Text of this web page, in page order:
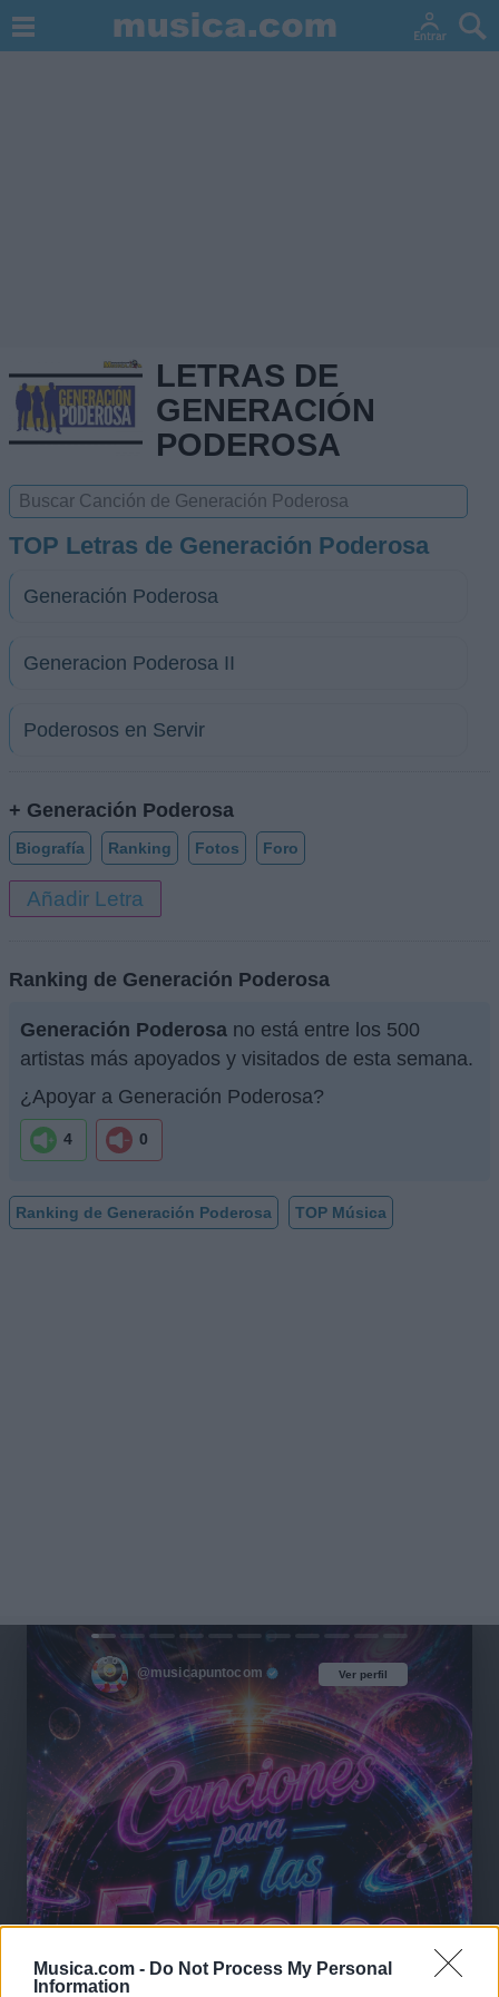
Musica.com - Do Not Process My Personal
Information
LETRAS DE
GENERACIÓN
PODEROSA
TOP Letras de Generación Poderosa
Generación Poderosa
Generacion Poderosa II
Poderosos en Servir
+ Generación Poderosa
Biografía Ranking Fotos Foro
Añadir Letra
Ranking de Generación Poderosa
Generación Poderosa no está entre los 500
artistas más apoyados y visitados de esta semana.
¿Apoyar a Generación Poderosa?
4 0
Ranking de Generación Poderosa TOP Música
Ver perfil
@musicapuntocom Ver perfil